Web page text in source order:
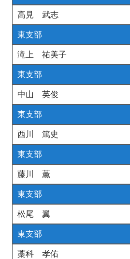
高見 武志
東支部
滝上 祐美子
東支部
中山 英俊
東支部
西川 篤史
東支部
藤川 薫
東支部
松尾 翼
東支部
藁科 孝佑